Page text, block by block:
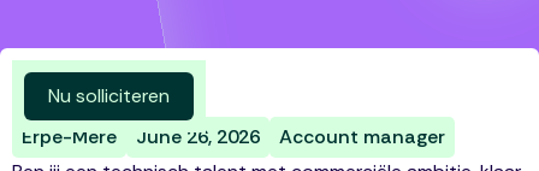
Meer vacatures
Erpe-Mere June 26, 2026
Account manager
Nu solliciteren